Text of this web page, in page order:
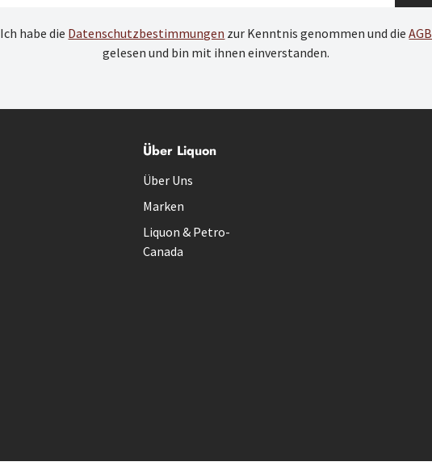
Ich habe die Datenschutzbestimmungen zur Kenntnis genommen und dieAGB
gelesen und bin mit ihnen einverstanden.
Über Liquon
Über Uns
Marken
Liquon & Petro-
Canada